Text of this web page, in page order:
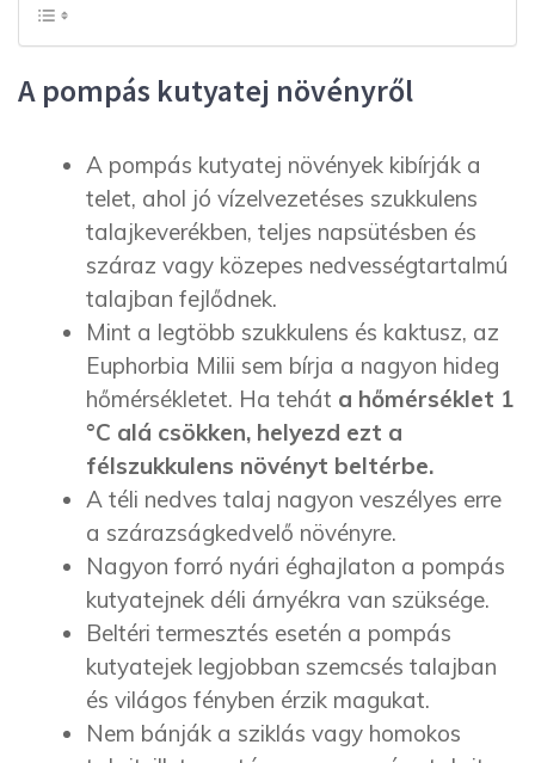
A pompás kutyatej növényről
A pompás kutyatej növények kibírják a
telet, ahol jó vízelvezetéses szukkulens
talajkeverékben, teljes napsütésben és
száraz vagy közepes nedvességtartalmú
talajban fejlődnek.
Mint a legtöbb szukkulens és kaktusz, az
Euphorbia Milii sem bírja a nagyon hideg
hőmérsékletet. Ha tehát a hőmérséklet 1
°C alá csökken, helyezd ezt a
félszukkulens növényt beltérbe.
A téli nedves talaj nagyon veszélyes erre
a szárazságkedvelő növényre.
Nagyon forró nyári éghajlaton a pompás
kutyatejnek déli árnyékra van szüksége.
Beltéri termesztés esetén a pompás
kutyatejek legjobban szemcsés talajban
és világos fényben érzik magukat.
Nem bánják a sziklás vagy homokos